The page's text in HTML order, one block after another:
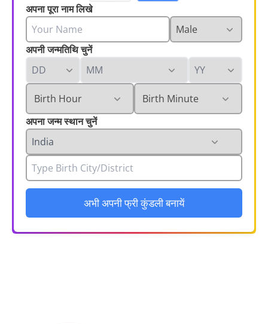
अपना पूरा नाम लिखे
अपनी जन्मतिथि चुनें
अपना जन्म स्थान चुनें
अभी अपनी फ्री कुंडली बनायें